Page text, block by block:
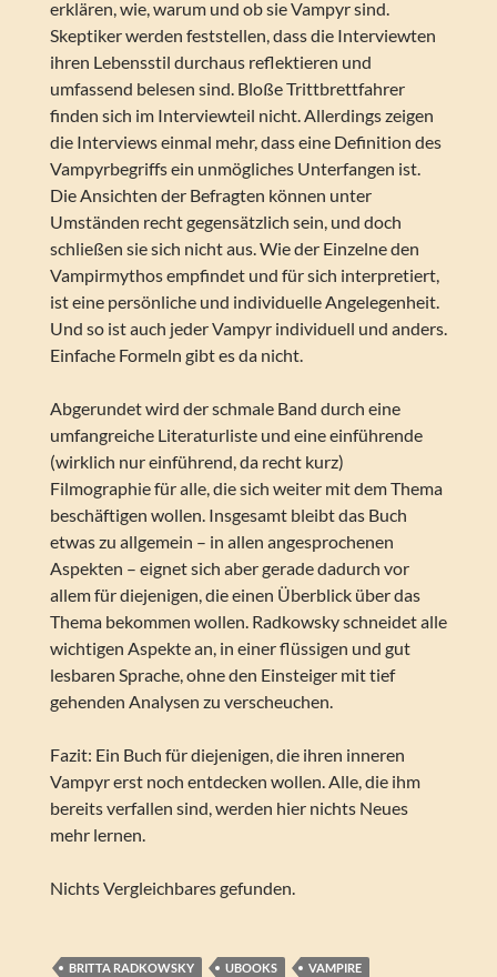
erklären, wie, warum und ob sie Vampyr sind.
Skeptiker werden feststellen, dass die Interviewten
ihren Lebensstil durchaus reflektieren und
umfassend belesen sind. Bloße Trittbrettfahrer
finden sich im Interviewteil nicht. Allerdings zeigen
die Interviews einmal mehr, dass eine Definition des
Vampyrbegriffs ein unmögliches Unterfangen ist.
Die Ansichten der Befragten können unter
Umständen recht gegensätzlich sein, und doch
schließen sie sich nicht aus. Wie der Einzelne den
Vampirmythos empfindet und für sich interpretiert,
ist eine persönliche und individuelle Angelegenheit.
Und so ist auch jeder Vampyr individuell und anders.
Einfache Formeln gibt es da nicht.
Abgerundet wird der schmale Band durch eine
umfangreiche Literaturliste und eine einführende
(wirklich nur einführend, da recht kurz)
Filmographie für alle, die sich weiter mit dem Thema
beschäftigen wollen. Insgesamt bleibt das Buch
etwas zu allgemein – in allen angesprochenen
Aspekten – eignet sich aber gerade dadurch vor
allem für diejenigen, die einen Überblick über das
Thema bekommen wollen. Radkowsky schneidet alle
wichtigen Aspekte an, in einer flüssigen und gut
lesbaren Sprache, ohne den Einsteiger mit tief
gehenden Analysen zu verscheuchen.
Fazit: Ein Buch für diejenigen, die ihren inneren
Vampyr erst noch entdecken wollen. Alle, die ihm
bereits verfallen sind, werden hier nichts Neues
mehr lernen.
Nichts Vergleichbares gefunden.
BRITTA RADKOWSKY UBOOKS VAMPIRE